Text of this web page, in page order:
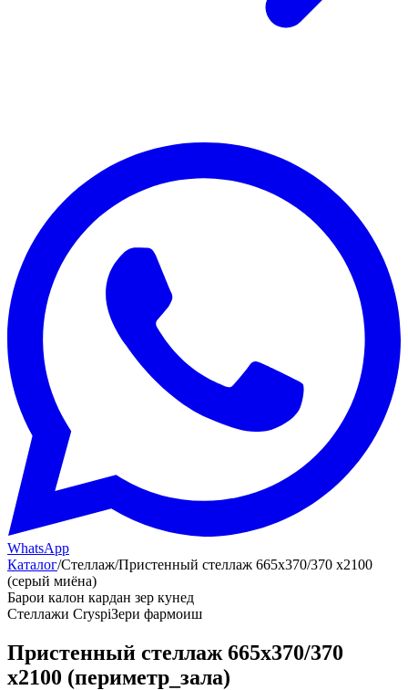
WhatsApp
Каталог/Стеллаж/Пристенный стеллаж 665х370/370 х2100
(серый миёна)
Барои калон кардан зер кунед
Стеллажи CryspiЗери фармоиш
Пристенный стеллаж 665х370/370
х2100 (периметр_зала)